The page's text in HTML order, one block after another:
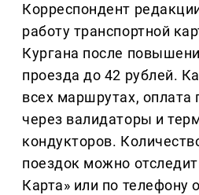
Корреспондент
работу транспортной
Кургана после
проезда до 42 рублей.
всех маршрутах, оплата
через валидаторы и
кондукторов.
поездок можно
Карта» или по телефону